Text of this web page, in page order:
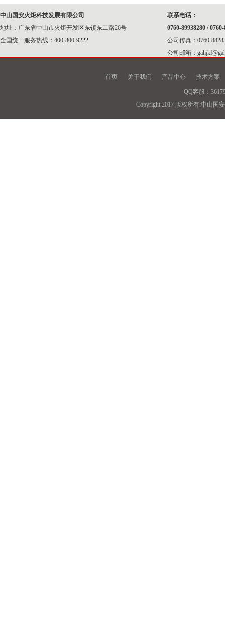
中山国安火炬科技发展有限公司
地址：广东省中山市火炬开发区东镇东二路26号
全国统一服务热线：400-800-9222
联系电话：
0760-89938280 /
公司传真：0760-
公司邮箱：
首页 关于我们 产品中心 技术方案
QQ客服：
Copyright 2017 版权所有:中山国